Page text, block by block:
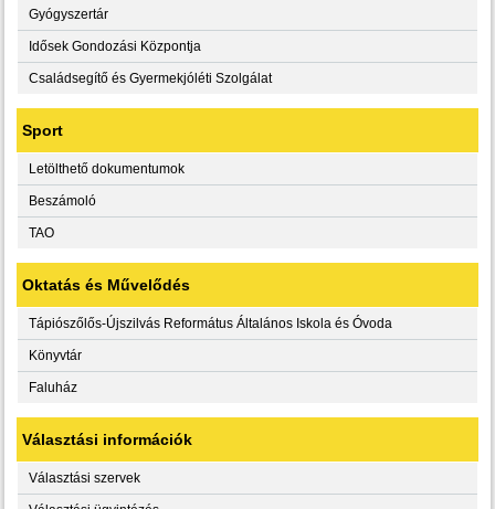
Gyógyszertár
Idősek Gondozási Központja
Családsegítő és Gyermekjóléti Szolgálat
Sport
Letölthető dokumentumok
Beszámoló
TAO
Oktatás és Művelődés
Tápiószőlős-Újszilvás Református Általános Iskola és Óvoda
Könyvtár
Faluház
Választási információk
Választási szervek